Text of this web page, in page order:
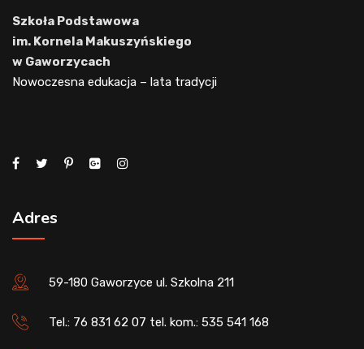
Szkoła Podstawowa
im. Kornela Makuszyńskiego
w Gaworzycach
Nowoczesna edukacja – lata tradycji
Adres
59-180 Gaworzyce ul. Szkolna 211
Tel.: 76 831 62 07 tel. kom.: 535 541 168